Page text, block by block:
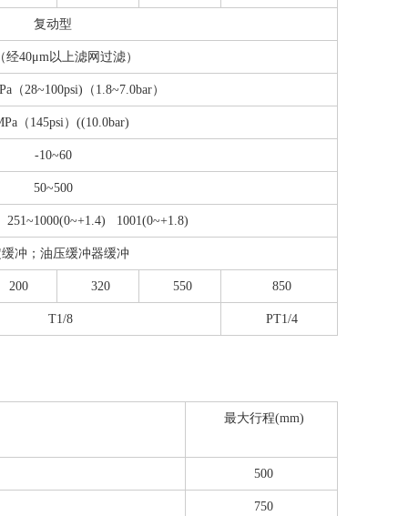
复动型
经40μm以上滤网过滤）
（28~100psi)（1.8~7.0bar）
（145psi）((10.0bar)
-10~60
50~500
1001(0~+1.8)
冲；油压缓冲器缓冲
200 320 550 850
T1/8 PT1/4
最大行程(mm)
500
750